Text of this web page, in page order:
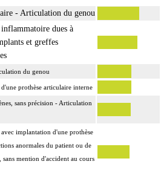
- Articulation du genou
dues à
et greffes
du genou
prothèse articulaire interne
sans précision - Articulation
implantation d'une prothèse
anormales du patient ou de
mention d'accident au cours